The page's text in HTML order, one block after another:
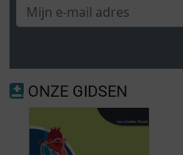
ONZE GIDSEN